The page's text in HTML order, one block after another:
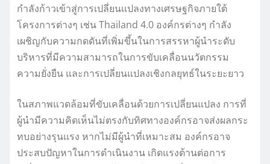
กำลังก้าวเข้าสู่การเปลี่ยนแปลงทางเศรษฐกิจภายใต้
โครงการต่างๆ เช่น Thailand 4.0 องค์กรต่างๆ กำลัง
เผชิญกับความกดดันที่เพิ่มขึ้นในการสรรหาผู้นำระดับ
บริหารที่มีความสามารถในการขับเคลื่อนนวัตกรรม
ความยั่งยืน และการเปลี่ยนแปลงเชิงกลยุทธ์ในระยะยาว
ในสภาพแวดล้อมที่ขับเคลื่อนด้วยการเปลี่ยนแปลง การที่
ผู้นำมีความคิดเห็นไม่ตรงกับทิศทางองค์กรอาจส่งผลกระ
ทบอย่างรุนแรง หากไม่มีผู้นำที่เหมาะสม องค์กรอาจ
ประสบปัญหาในการดำเนินงาน เกิดแรงต้านต่อการ